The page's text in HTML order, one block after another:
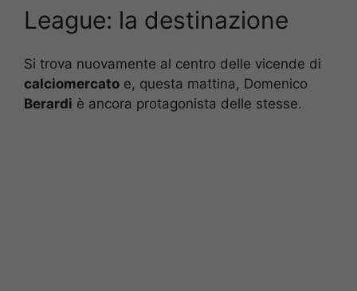
League: la destinazione
Si trova nuovamente al centro delle vicende di
calciomercato e, questa mattina, Domenico
Berardi è ancora protagonista delle stesse.